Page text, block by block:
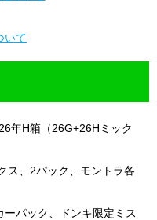
いて
年H箱（26G+26Hミック
ス、2パック、モントラ各
パック、ドンキ限定ミス